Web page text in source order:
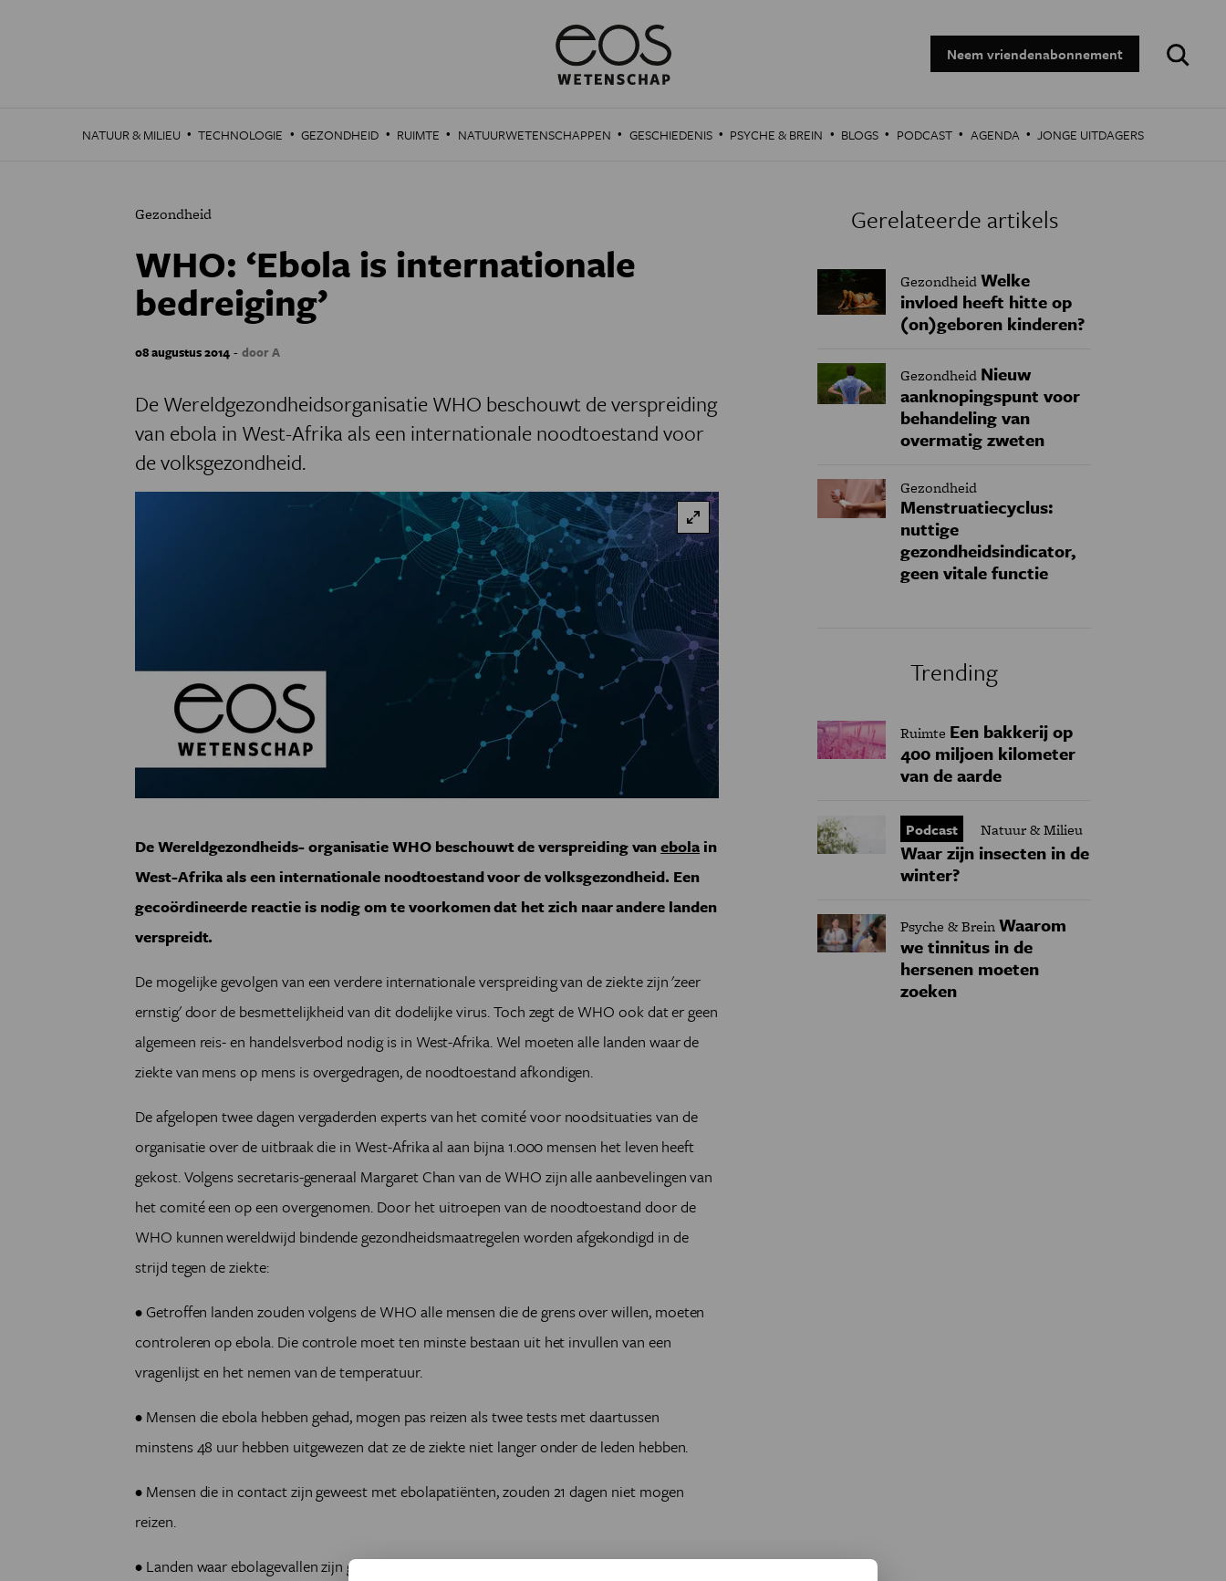
Neem vriendenabonnement
Zoeken:
NATUUR & MILIEU · TECHNOLOGIE · GEZONDHEID · RUIMTE · NATUURWETENSCHAPPEN · GESCHIEDENIS · PSYCHE & BREIN · BLOGS · PODCAST · AGENDA · JONGE UITDAGERS
Gezondheid
WHO: ‘Ebola is internationale
bedreiging’
08 augustus 2014 - door A
De Wereldgezondheidsorganisatie WHO beschouwt de verspreiding
van ebola in West-Afrika als een internationale noodtoestand voor
de volksgezondheid.
De Wereldgezondheids- organisatie WHO beschouwt de verspreiding vanebola in
West-Afrika als een internationale noodtoestand voor de volksgezondheid. Een
gecoördineerde reactie is nodig om te voorkomen dat het zich naar andere landen
verspreidt.
De mogelijke gevolgen van een verdere internationale verspreiding van de ziekte zijn 'zeer
ernstig' door de besmettelijkheid van dit dodelijke virus. Toch zegt de WHO ook dat er geen
algemeen reis- en handelsverbod nodig is in West-Afrika. Wel moeten alle landen waar de
ziekte van mens op mens is overgedragen, de noodtoestand afkondigen.
De afgelopen twee dagen vergaderden experts van het comité voor noodsituaties van de
organisatie over de uitbraak die in West-Afrika al aan bijna 1.000 mensen het leven heeft
gekost. Volgens secretaris-generaal Margaret Chan van de WHO zijn alle aanbevelingen van
het comité een op een overgenomen. Door het uitroepen van de noodtoestand door de
WHO kunnen wereldwijd bindende gezondheidsmaatregelen worden afgekondigd in de
strijd tegen de ziekte:
• Getroffen landen zouden volgens de WHO alle mensen die de grens over willen, moeten
controleren op ebola. Die controle moet ten minste bestaan uit het invullen van een
vragenlijst en het nemen van de temperatuur.
• Mensen die ebola hebben gehad, mogen pas reizen als twee tests met daartussen
minstens 48 uur hebben uitgewezen dat ze de ziekte niet langer onder de leden hebben.
• Mensen die in contact zijn geweest met ebolapatiënten, zouden 21 dagen niet mogen
reizen.
• Landen waar ebolagevallen zijn geconstateerd, moeten overwegen om grote
Gerelateerde artikels
GezondheidWelke
invloed heeft hitte op
(on)geboren kinderen?
Gezondheid Nieuw
aanknopingspunt voor
behandeling van
overmatig zweten
Gezondheid
Menstruatiecyclus:
nuttige
gezondheidsindicator,
geen vitale functie
Trending
Ruimte Een bakkerij op
400 miljoen kilometer
van de aarde
Podcast Natuur & Milieu
Waar zijn insecten in de
winter?
Psyche & BreinWaarom
we tinnitus in de
hersenen moeten
zoeken